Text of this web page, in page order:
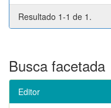
Resultado 1-1 de 1.
Busca facetada
Editor